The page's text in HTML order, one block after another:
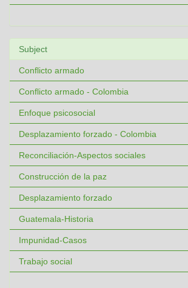
Subject
Conflicto armado
Conflicto armado - Colombia
Enfoque psicosocial
Desplazamiento forzado - Colombia
Reconciliación-Aspectos sociales
Construcción de la paz
Desplazamiento forzado
Guatemala-Historia
Impunidad-Casos
Trabajo social